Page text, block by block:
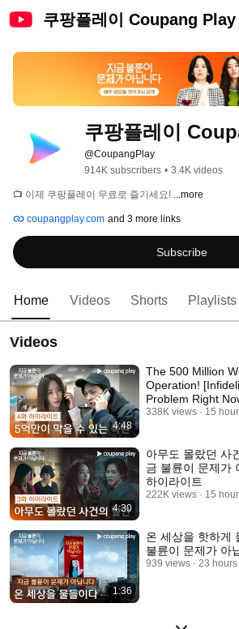
쿠팡플레이 Coupang Play
쿠팡플레이
@CoupangPlay
914K subscribers • 3.4K videos
📺 이제 쿠팡플레이 무료로 즐기세요! ...more
coupangplay.com and 3 more links
Subscribe
Home Videos Shorts Playlists
Videos
4:48
The 500 Million
Operation!
Problem Right
Highl...
338K views 15
4:30
아무도 몰랐던 사
금 불륜이 문제가
하이라이트
222K views 15
1:36
온 세상을 핫하게
불륜이 문제가 아
939 views 23 hours